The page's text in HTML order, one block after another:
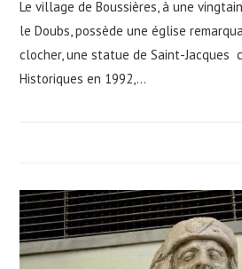
Le village de Boussières, à une
le Doubs, possède une église
clocher, une statue de Saint-Jacques
Historiques en 1992,…